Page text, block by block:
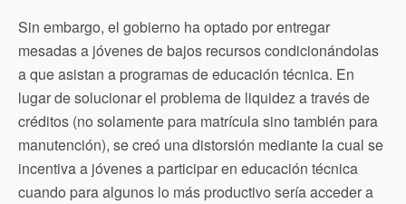
Sin embargo, el gobierno ha optado por entregar
mesadas a jóvenes de bajos recursos condicionándolas
a que asistan a programas de educación técnica. En
lugar de solucionar el problema de liquidez a través de
créditos (no solamente para matrícula sino también para
manutención), se creó una distorsión mediante la cual se
incentiva a jóvenes a participar en educación técnica
cuando para algunos lo más productivo sería acceder a